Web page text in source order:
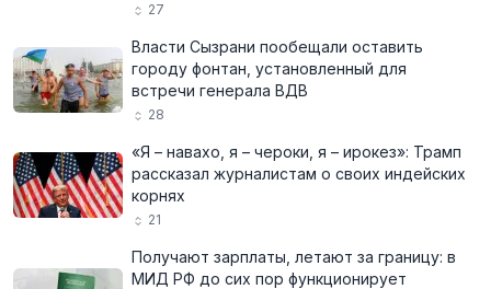
27
Власти Сызрани пообещали оставить
городу фонтан, установленный для
встречи генерала ВДВ
28
«Я – навахо, я – чероки, я – ирокез»: Трамп
рассказал журналистам о своих индейских
корнях
21
Получают зарплаты, летают за границу: в
МИД РФ до сих пор функционирует